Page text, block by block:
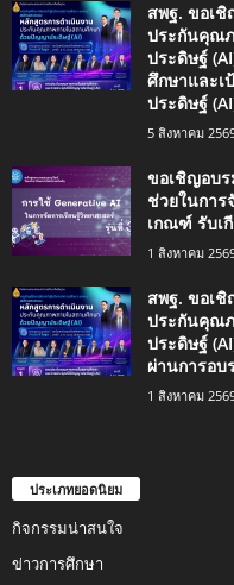
สพฐ. ขอเ
ประกันคุณ
ประดิษฐ์
ศึกษาและ
ประดิษฐ์
5 สิงหาคม
ขอเชิญอบร
ช่วยในการ
เกณฑ์ รับเ
1 สิงหาคม
สพฐ. ขอเ
ประกันคุณ
ประดิษฐ์
ผ่านการอบ
1 สิงหาคม
ประเภทยอดนิยม
กิจกรรมน่าสนใจ
ข่าวการศึกษา